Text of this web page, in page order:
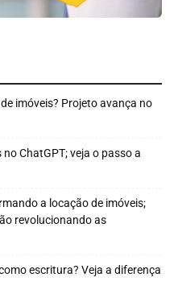
imóveis? Projeto avança no
ChatGPT; veja o passo a
a locação de imóveis;
revolucionando as
escritura? Veja a diferença